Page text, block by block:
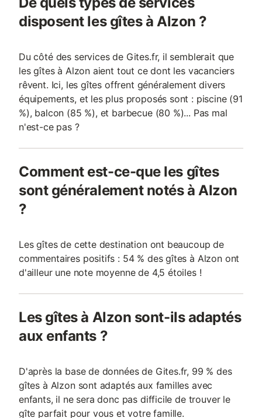
disposent les gîtes à Alzon ?
Du côté des services de Gites.fr, il semblerait que
les gîtes à Alzon aient tout ce dont les vacanciers
rêvent. Ici, les gîtes offrent généralement divers
équipements, et les plus proposés sont : piscine (91
%), balcon (85 %), et barbecue (80 %)... Pas mal
n'est-ce pas ?
Comment est-ce-que les gîtes
sont généralement notés à Alzon
?
Les gîtes de cette destination ont beaucoup de
commentaires positifs : 54 % des gîtes à Alzon ont
d'ailleur une note moyenne de 4,5 étoiles !
Les gîtes à Alzon sont-ils adaptés
aux enfants ?
D'après la base de données de Gites.fr, 99 % des
gîtes à Alzon sont adaptés aux familles avec
enfants, il ne sera donc pas difficile de trouver le
gîte parfait pour vous et votre famille.